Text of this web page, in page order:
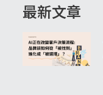
最新文章